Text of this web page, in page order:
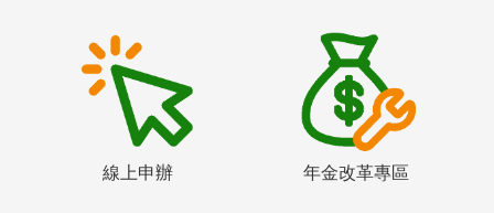
線上申辦 年金改革專區